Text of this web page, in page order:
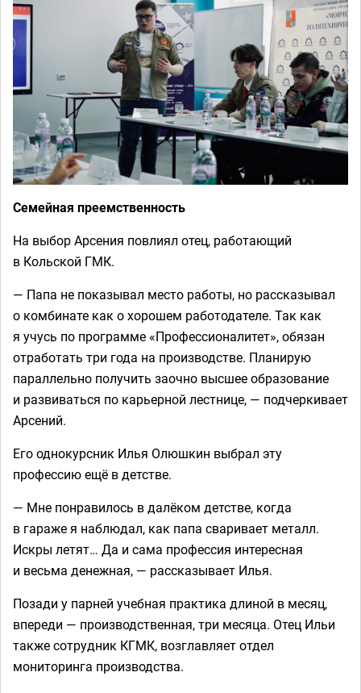
Семейная преемственность
На выбор Арсения повлиял отец, работающий
в Кольской ГМК.
— Папа не показывал место работы, но рассказывал
о комбинате как о хорошем работодателе. Так как
я учусь по программе «Профессионалитет», обязан
отработать три года на производстве. Планирую
параллельно получить заочно высшее образование
и развиваться по карьерной лестнице, — подчеркивает
Арсений.
Его однокурсник Илья Олюшкин выбрал эту
профессию ещё в детстве.
— Мне понравилось в далёком детстве, когда
в гараже я наблюдал, как папа сваривает металл.
Искры летят… Да и сама профессия интересная
и весьма денежная, — рассказывает Илья.
Позади у парней учебная практика длиной в месяц,
впереди — производственная, три месяца. Отец Ильи
также сотрудник КГМК, возглавляет отдел
мониторинга производства.